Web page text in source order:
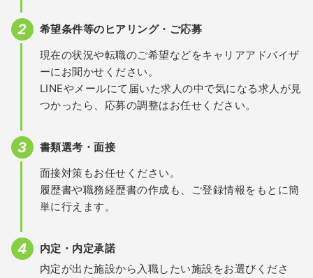
希望条件等のヒアリング・ご応募
現在の状況や転職のご希望などをキャリアアドバイザ
ーにお聞かせください。
LINEやメールにて届いた求人の中で気になる求人が見
つかったら、応募の調整はお任せください。
書類選考・面接
面接対策もお任せください。
履歴書や職務経歴書の作成も、ご登録情報をもとに簡
単に行えます。
内定・内定承諾
内定が出た施設から入職したい施設をお選びくださ